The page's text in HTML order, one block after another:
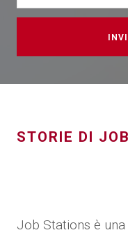
STORIE DI
Job Stations è